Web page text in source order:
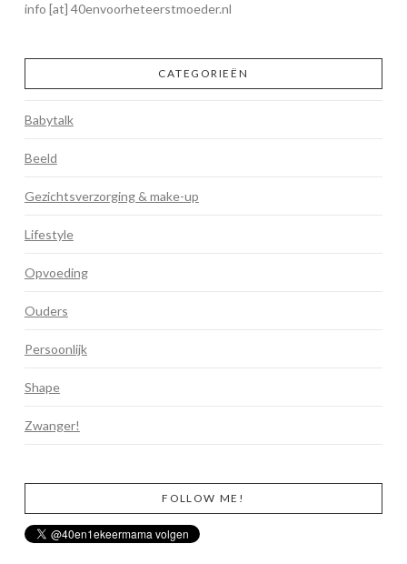
info [at] 40envoorheteerstmoeder.nl
CATEGORIEËN
Babytalk
Beeld
Gezichtsverzorging & make-up
Lifestyle
Opvoeding
Ouders
Persoonlijk
Shape
Zwanger!
FOLLOW ME!